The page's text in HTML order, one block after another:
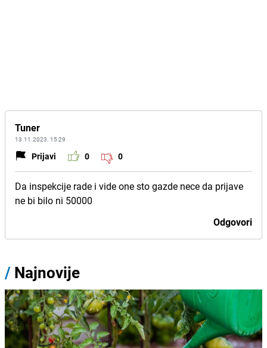
Tuner
13.11.2023. 15:29
Prijavi 0 0
Da inspekcije rade i vide one sto gazde nece da prijave
ne bi bilo ni 50000
Odgovori
/ Najnovije